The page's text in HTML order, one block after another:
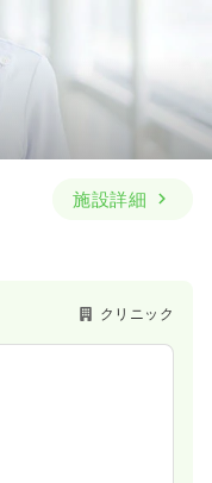
施設詳細
クリニック